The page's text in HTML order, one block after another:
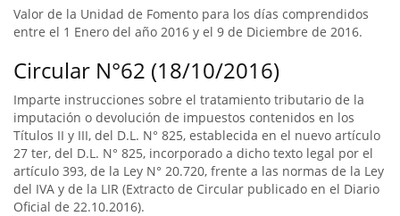
Valor de la Unidad de Fomento para los días comprendidos
entre el 1 Enero del año 2016 y el 9 de Diciembre de 2016.
Circular N°62 (18/10/2016)
Imparte instrucciones sobre el tratamiento tributario de la
imputación o devolución de impuestos contenidos en los
Títulos II y III, del D.L. N° 825, establecida en el nuevo artículo
27 ter, del D.L. N° 825, incorporado a dicho texto legal por el
artículo 393, de la Ley N° 20.720, frente a las normas de la Ley
del IVA y de la LIR (Extracto de Circular publicado en el Diario
Oficial de 22.10.2016).